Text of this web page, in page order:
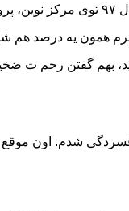
خلاصه بعد از کلی دوندگی، یکی از دکترا (که انشالله خدا خیرش بده) مارو به کلینیک
برم همون یه درصد هم
بهم گفتن رحم ت
افسردگی شدم. اون